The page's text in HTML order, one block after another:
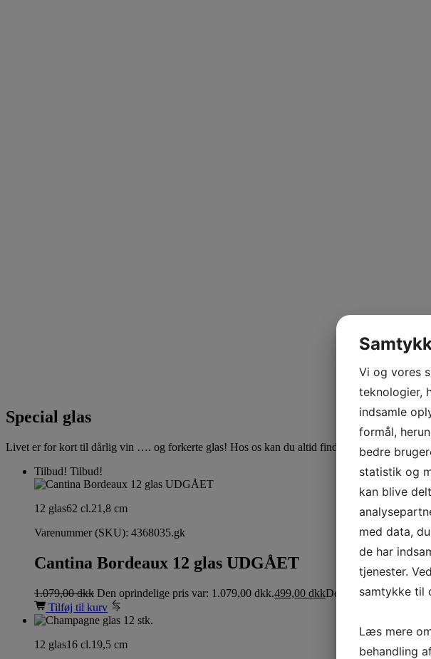
Special glas
Livet er for kort til dårlig vin …. og forkerte glas! Hos os kan du altid finde et bredt udvalg af
Tilbud! Tilbud!
12 glas62 cl.21,8 cm
Varenummer (SKU): 4368035.gk
Cantina Bordeaux 12 glas UDGÅET
1.079,00dkk Den oprindelige pris var: 1.079,00 dkk.499,00 dkkDen aktuelle pris er:
Tilføj til kurv
12 glas16 cl.19,5 cm
Vi og vores
teknologier,
indsamle
formål,
bedre
statistik og
kan blive
med data,
de har
tjenester.
samtykke til
Læs mere
behandling